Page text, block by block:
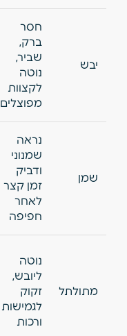
יבש
חסר
ברק,
שביר,
נוטה
לקצוות
מפוצלים
שמן
נראה
שמנוני
ודביק
זמן קצר
לאחר
חפיפה
מתולתל
נוטה
ליובש,
זקוק
לגמישות
ורכות